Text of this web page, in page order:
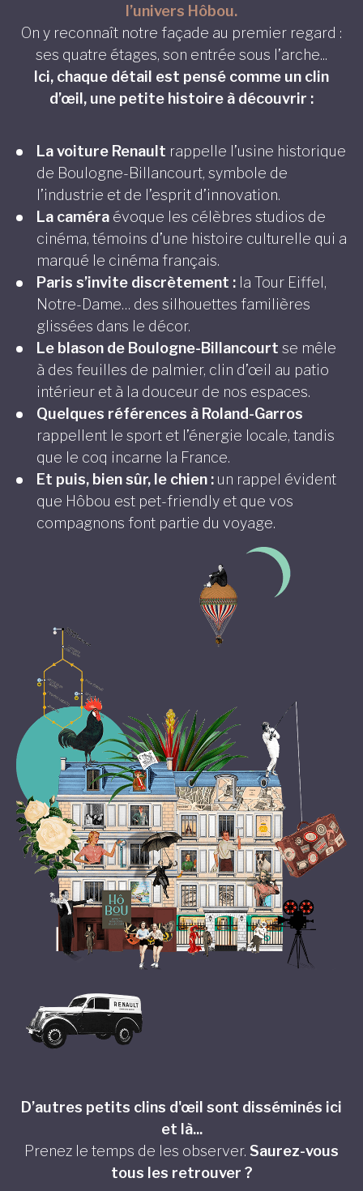
l’univers Hôbou.
On y reconnaît notre façade au premier regard :
ses quatre étages, son entrée sous l’arche...
Ici, chaque détail est pensé comme un clin
d’œil, une petite histoire à découvrir :
La voiture Renault rappelle l’usine historique
de Boulogne-Billancourt, symbole de
l’industrie et de l’esprit d’innovation.
La caméra évoque les célèbres studios de
cinéma, témoins d’une histoire culturelle qui a
marqué le cinéma français.
Paris s’invite discrètement : la Tour Eiffel,
Notre-Dame… des silhouettes familières
glissées dans le décor.
Le blason de Boulogne-Billancourt se mêle
à des feuilles de palmier, clin d’œil au patio
intérieur et à la douceur de nos espaces.
Quelques références à Roland-Garros
rappellent le sport et l’énergie locale, tandis
que le coq incarne la France.
Et puis, bien sûr, le chien : un rappel évident
que Hôbou est pet-friendly et que vos
compagnons font partie du voyage.
D’autres petits clins d'œil sont disséminés ici
et là...
Prenez le temps de les observer. Saurez-vous
tous les retrouver ?